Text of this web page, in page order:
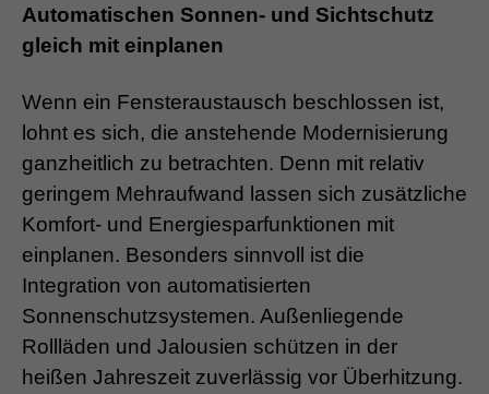
Automatischen Sonnen- und Sichtschutz
gleich mit einplanen
Wenn ein Fensteraustausch beschlossen ist,
lohnt es sich, die anstehende Modernisierung
ganzheitlich zu betrachten. Denn mit relativ
geringem Mehraufwand lassen sich zusätzliche
Komfort- und Energiesparfunktionen mit
einplanen. Besonders sinnvoll ist die
Integration von automatisierten
Sonnenschutzsystemen. Außenliegende
Rollläden und Jalousien schützen in der
heißen Jahreszeit zuverlässig vor Überhitzung.